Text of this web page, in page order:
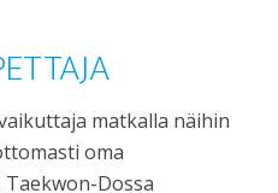
matkalla näihin
oma
Dossa